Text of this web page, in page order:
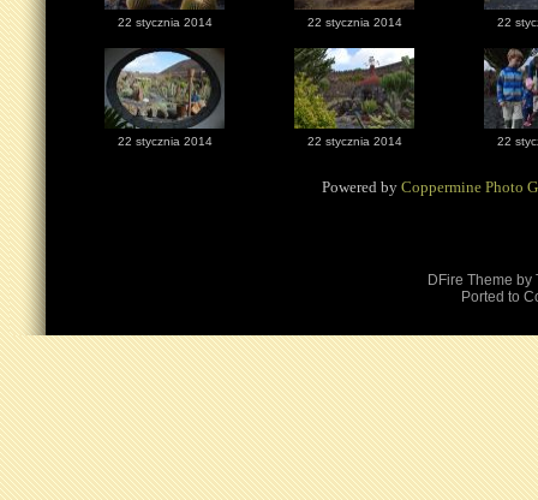
22 stycznia 2014 22 stycznia 2014 22
22 stycznia 2014 22 stycznia 2014 22
Powered by Coppermine Photo
DFire Theme by
Ported to